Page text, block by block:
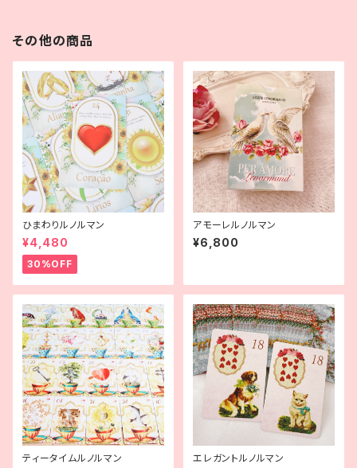
その他の商品
ひまわりルノルマン
¥4,480
30%OFF
アモーレルノルマン
¥6,800
ティータイムルノルマン エレガントルノルマン